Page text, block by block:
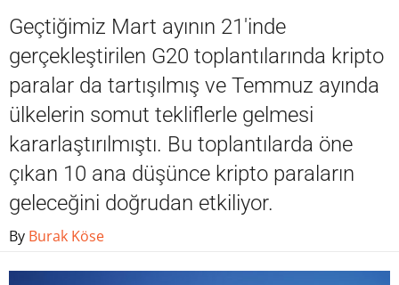
Geçtiğimiz Mart ayının 21'inde
gerçekleştirilen G20 toplantılarında kripto
paralar da tartışılmış ve Temmuz ayında
ülkelerin somut tekliflerle gelmesi
kararlaştırılmıştı. Bu toplantılarda öne
çıkan 10 ana düşünce kripto paraların
geleceğini doğrudan etkiliyor.
By Burak Köse